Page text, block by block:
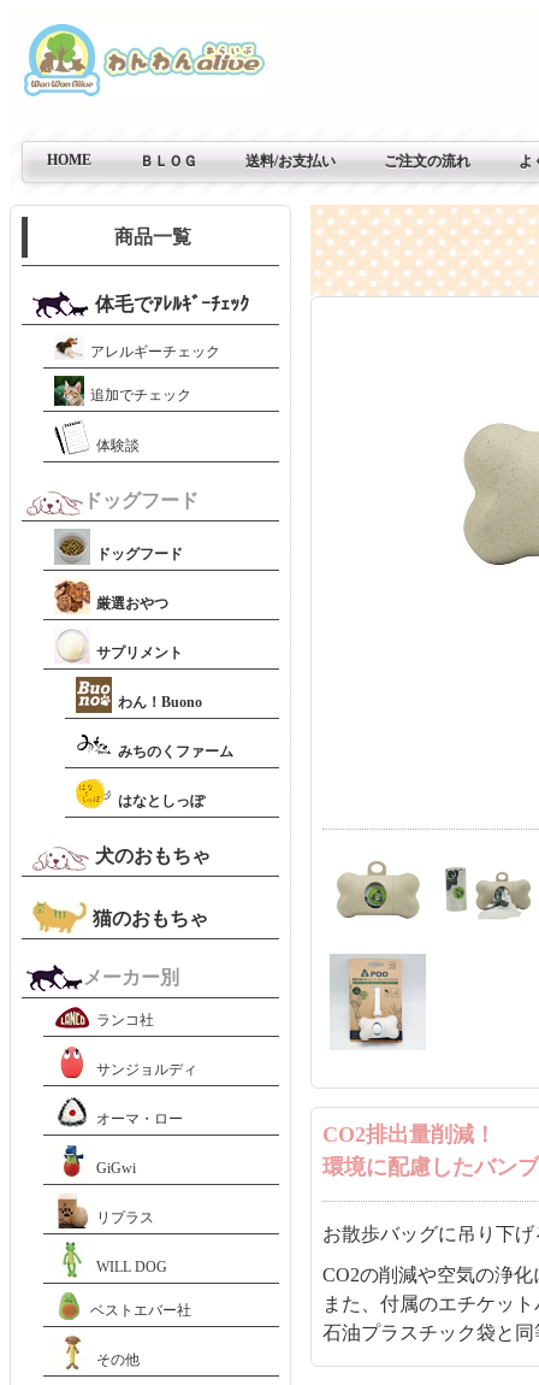
HOME ＢＬＯＧ 送料/お支払い ご注文の流れ よ
CO2排出量削減！
環境に配慮したバン
お散歩バッグに吊り下
CO2の削減や空気の浄
また、付属のエチケッ
石油プラスチック袋と
商品一覧
体毛でｱﾚﾙｷﾞｰﾁｪｯｸ
アレルギーチェック
追加でチェック
体験談
ドッグフード
ドッグフード
厳選おやつ
サプリメント
わん！Buono
みちのくファーム
はなとしっぽ
犬のおもちゃ
猫のおもちゃ
メーカー別
ランコ社
サンジョルディ
オーマ・ロー
GiGwi
リプラス
WILL DOG
ベストエバー社
その他